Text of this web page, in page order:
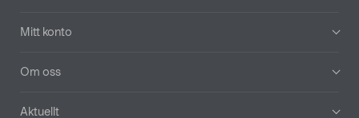
Mitt konto
Om oss
Aktuellt